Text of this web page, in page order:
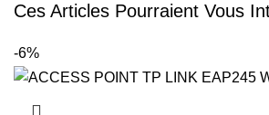
Ces Articles Pourraient Vous
-6%